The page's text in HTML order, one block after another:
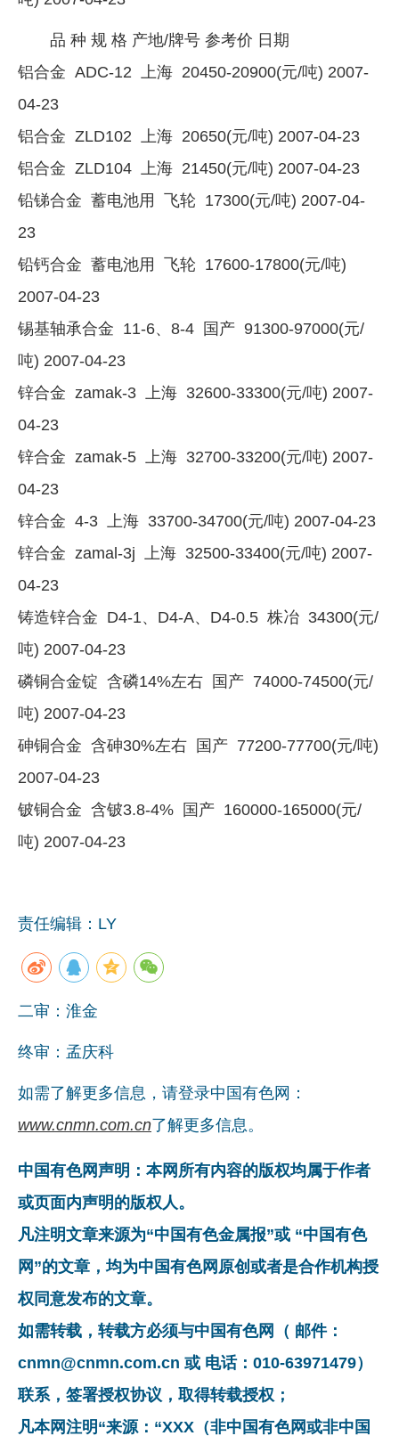
品 种 规 格 产地/牌号 参考价 日期
铝合金 ADC-12 上海 20450-20900(元/吨) 2007-
04-23
铝合金 ZLD102 上海 20650(元/吨) 2007-04-23
铝合金 ZLD104 上海 21450(元/吨) 2007-04-23
铅锑合金 蓄电池用 飞轮 17300(元/吨) 2007-04-
23
铅钙合金 蓄电池用 飞轮 17600-17800(元/吨)
2007-04-23
锡基轴承合金 11-6、8-4 国产 91300-97000(元/
吨) 2007-04-23
锌合金 zamak-3 上海 32600-33300(元/吨) 2007-
04-23
锌合金 zamak-5 上海 32700-33200(元/吨) 2007-
04-23
锌合金 4-3 上海 33700-34700(元/吨) 2007-04-23
锌合金 zamal-3j 上海 32500-33400(元/吨) 2007-
04-23
铸造锌合金 D4-1、D4-A、D4-0.5 株冶 34300(元/
吨) 2007-04-23
磷铜合金锭 含磷14%左右 国产 74000-74500(元/
吨) 2007-04-23
砷铜合金 含砷30%左右 国产 77200-77700(元/吨)
2007-04-23
铍铜合金 含铍3.8-4% 国产 160000-165000(元/
吨) 2007-04-23
责任编辑：LY
二审：淮金
终审：孟庆科
如需了解更多信息，请登录中国有色网：
www.cnmn.com.cn了解更多信息。
中国有色网声明：本网所有内容的版权均属于作者
或页面内声明的版权人。
凡注明文章来源为“中国有色金属报”或 “中国有色
网”的文章，均为中国有色网原创或者是合作机构授
权同意发布的文章。
如需转载，转载方必须与中国有色网（ 邮件：
cnmn@cnmn.com.cn 或 电话：010-63971479）
联系，签署授权协议，取得转载授权；
凡本网注明“来源：“XXX（非中国有色网或非中国